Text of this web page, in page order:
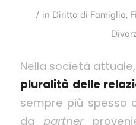
/ in Diritto di Famiglia,
Nella società
pluralità delle
sempre più spesso
da partner